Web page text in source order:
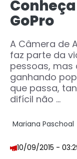
GoPro
A Câmera de
faz parte da
pessoas,
ganhando
que passa,
difícil não ...
Mariana Paschoal
10/09/2015 -